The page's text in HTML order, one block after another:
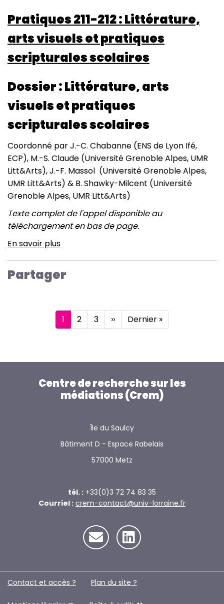
Pratiques 211-212 : Littérature,
arts visuels et pratiques
scripturales scolaires
Dossier : Littérature, arts
visuels et pratiques
scripturales scolaires
Coordonné par J.-C. Chabanne (ENS de Lyon Ifé,
ECP), M.-S. Claude (Université Grenoble Alpes, UMR
Litt&Arts), J.-F. Massol (Université Grenoble Alpes,
UMR Litt&Arts) & B. Shawky-Milcent (Université
Grenoble Alpes, UMR Litt&Arts)
Texte complet de l'appel disponible au
téléchargement en bas de page.
En savoir plus
212
arts
visuels
scolaires
Partager
Page
courante
1 Page
2 Page
3
Page
suivante
››
Dernière
page
Dernier »
Centre de recherche sur les
médiations (Crem)
Île du Saulcy
Bâtiment D - Espace Rabelais
57000 Metz
tél. : +33(0)3 72 74 83 35
Courriel : crem-contact@univ-lorraine.fr
Contact et accès ? Plan du site ?️